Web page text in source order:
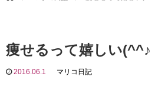
痩せるって嬉しい(^^♪
2016.06.1 マリコ日記